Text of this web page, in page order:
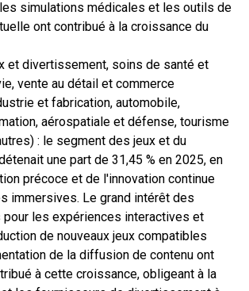
simulations médicales et les outils de
ont contribué à la croissance du
et divertissement, soins de santé et
vente au détail et commerce
et fabrication, automobile,
aérospatiale et défense, tourisme
: le segment des jeux et du
une part de 31,45 % en 2025, en
précoce et de l'innovation continue
immersives. Le grand intérêt des
pour les expériences interactives et
de nouveaux jeux compatibles
de la diffusion de contenu ont
à cette croissance, obligeant à la